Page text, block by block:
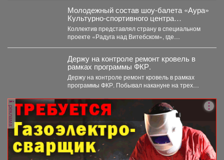
Молодежный состав шоу-балета «Аура»
Культурно-спортивного центра
металлургов победил в международном
конкурсе «Славянский базар» в
Витебске.
Коллектив представлял страну в специальном
проекте «Радуга над Витебском», где
Держу на контроле ремонт кровель в
рамках программы ФКР.
Держу на контроле ремонт кровель в рамках
программы ФКР. Побывал накануне на трех
реклама